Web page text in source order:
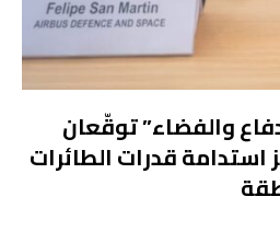
والفضاء” توقّعان
قدرات الطائرات